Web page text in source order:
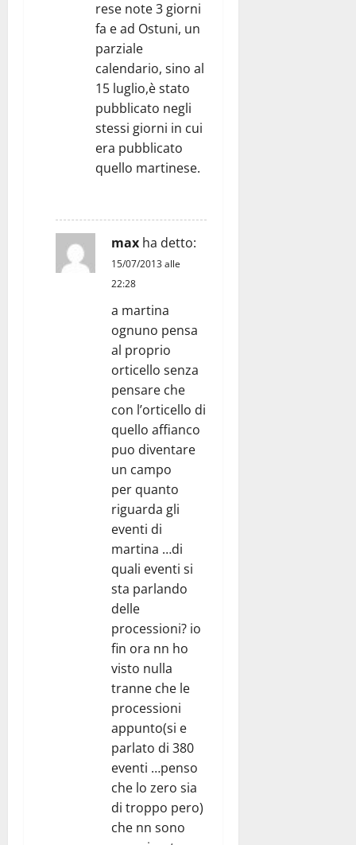
rese note 3 giorni
fa e ad Ostuni, un
parziale
calendario, sino al
15 luglio,è stato
pubblicato negli
stessi giorni in cui
era pubblicato
quello martinese.
max ha detto:
15/07/2013 alle
22:28
a martina
ognuno pensa
al proprio
orticello senza
pensare che
con l’orticello di
quello affianco
puo diventare
un campo
per quanto
riguarda gli
eventi di
martina …di
quali eventi si
sta parlando
delle
processioni? io
fin ora nn ho
visto nulla
tranne che le
processioni
appunto(si e
parlato di 380
eventi …penso
che lo zero sia
di troppo pero)
che nn sono